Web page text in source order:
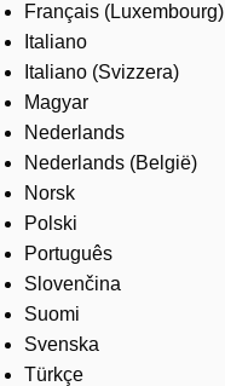
Français (Luxembourg)
Italiano
Italiano (Svizzera)
Magyar
Nederlands
Nederlands (België)
Norsk
Polski
Português
Slovenčina
Suomi
Svenska
Türkçe